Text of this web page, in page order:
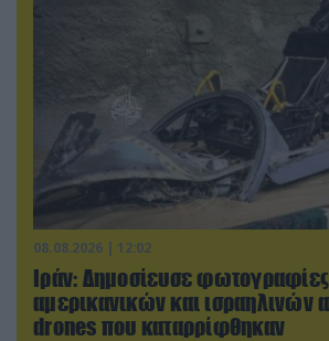
08.08.2026 | 12:02
Ιράν: Δημοσίευσε φωτογραφίες
αμερικανικών και
drones που καταρρίφθηκαν